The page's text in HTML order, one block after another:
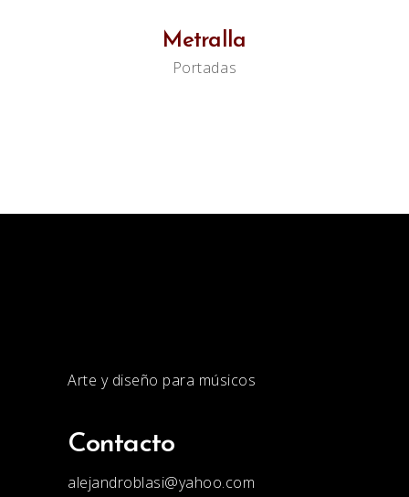
Metralla
Portadas
Arte y diseño para músicos
Contacto
alejandroblasi@yahoo.com